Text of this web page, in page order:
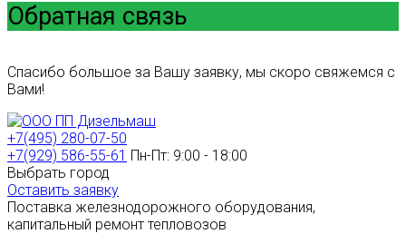
Обратная связь
Спасибо большое за Вашу заявку, мы скоро свяжемся с
Вами!
+7(495) 280-07-50
+7(929) 586-55-61 Пн-Пт: 9:00 - 18:00
Выбрать город
Оставить заявку
Поставка железнодорожного оборудования,
капитальный ремонт тепловозов